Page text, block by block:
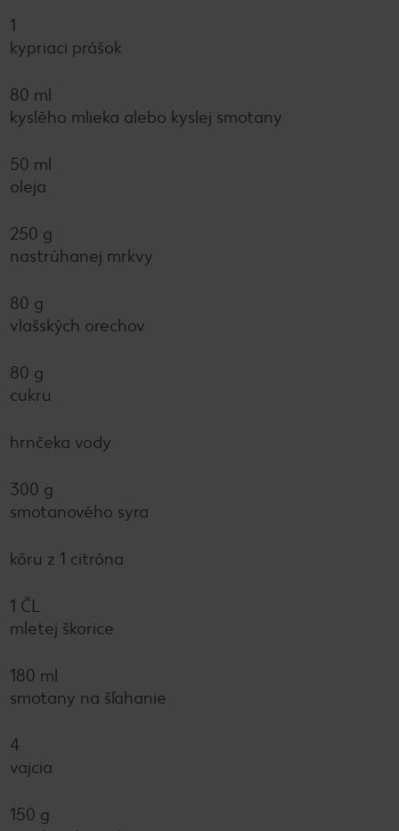
1
kypriaci prášok
80 ml
kyslého mlieka alebo kyslej smotany
50 ml
oleja
250 g
nastrúhanej mrkvy
80 g
vlašských orechov
80 g
cukru
hrnčeka vody
300 g
smotanového syra
kôru z 1 citróna
1 ČL
mletej škorice
180 ml
smotany na šľahanie
4
vajcia
150 g